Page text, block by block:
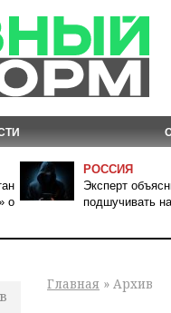
о
РОССИЯ
Эксперт
подшучивать
Главная » Архив